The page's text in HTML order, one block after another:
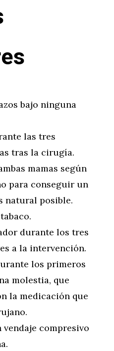
bajo ninguna
las tres
tras la cirugía.
mamas según
para conseguir un
natural posible.
durante los tres
a la intervención.
los primeros
molestia, que
la medicación que
compresivo